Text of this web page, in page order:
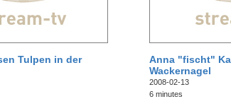
Tulpen in der
Anna "fischt"
Wackernagel
2008-02-13
6 minutes